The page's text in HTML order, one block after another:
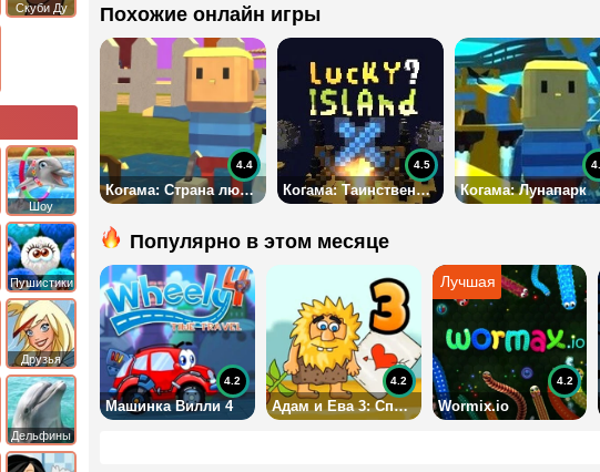
Похожие онлайн игры
Когама: Страна любви
4.4
Когама: Таинственный остров
4.5
Когама: Лунапарк
Популярно в этом месяце
Машинка Вилли 4
4.2
Адам и Ева 3: Спасение возлюбленной
4.2
Wormix.io
4.2
Скуби Ду
Шоу
дельфинов
Пушистики
Друзья
ангелов
Дельфины